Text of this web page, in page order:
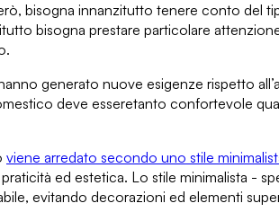
bisogna innanzitutto tenere conto del
bisogna prestare particolare
generato nuove esigenze rispetto
deve esseretanto confortevole
viene arredato secondo uno stile
praticità ed estetica. Lo stile minimalista -
evitando decorazioni ed elementi